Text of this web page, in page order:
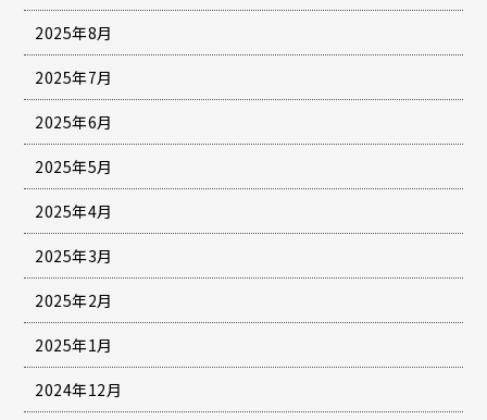
2025年8月
2025年7月
2025年6月
2025年5月
2025年4月
2025年3月
2025年2月
2025年1月
2024年12月